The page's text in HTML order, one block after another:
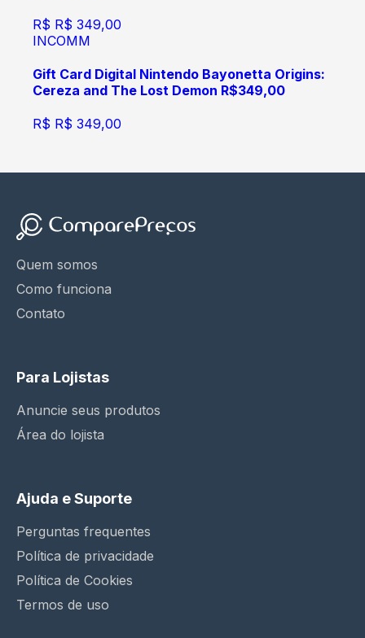
R$ R$ 349,00
INCOMM
Gift Card Digital Nintendo Bayonetta Origins:
Cereza and The Lost Demon R$349,00
R$ R$ 349,00
Quem somos
Como funciona
Contato
Para Lojistas
Anuncie seus produtos
Área do lojista
Ajuda e Suporte
Perguntas frequentes
Política de privacidade
Política de Cookies
Termos de uso